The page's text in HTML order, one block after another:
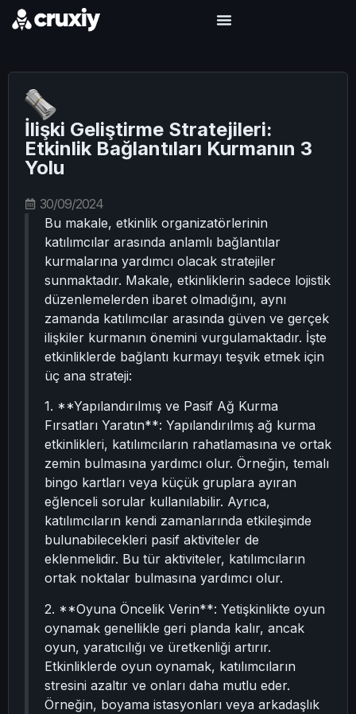
İlişki Geliştirme Stratejileri:
Etkinlik Bağlantıları Kurmanın 3
Yolu
30/09/2024
Bu makale, etkinlik organizatörlerinin
katılımcılar arasında anlamlı bağlantılar
kurmalarına yardımcı olacak stratejiler
sunmaktadır. Makale, etkinliklerin sadece lojistik
düzenlemelerden ibaret olmadığını, aynı
zamanda katılımcılar arasında güven ve gerçek
ilişkiler kurmanın önemini vurgulamaktadır. İşte
etkinliklerde bağlantı kurmayı teşvik etmek için
üç ana strateji:
1. **Yapılandırılmış ve Pasif Ağ Kurma
Fırsatları Yaratın**: Yapılandırılmış ağ kurma
etkinlikleri, katılımcıların rahatlamasına ve ortak
zemin bulmasına yardımcı olur. Örneğin, temalı
bingo kartları veya küçük gruplara ayıran
eğlenceli sorular kullanılabilir. Ayrıca,
katılımcıların kendi zamanlarında etkileşimde
bulunabilecekleri pasif aktiviteler de
eklenmelidir. Bu tür aktiviteler, katılımcıların
ortak noktalar bulmasına yardımcı olur.
2. **Oyuna Öncelik Verin**: Yetişkinlikte oyun
oynamak genellikle geri planda kalır, ancak
oyun, yaratıcılığı ve üretkenliği artırır.
Etkinliklerde oyun oynamak, katılımcıların
stresini azaltır ve onları daha mutlu eder.
Örneğin, boyama istasyonları veya arkadaşlık